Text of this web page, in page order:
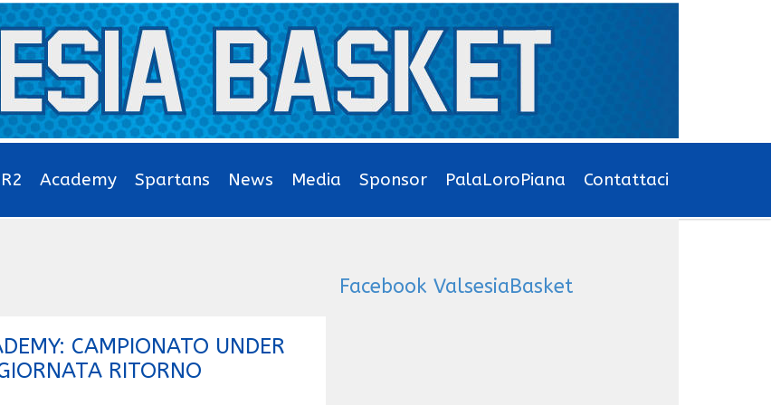
Academy Spartans News Media Sponsor PalaLoroPiana Contattaci
CAMPIONATO UNDER
RITORNO
Facebook ValsesiaBasket